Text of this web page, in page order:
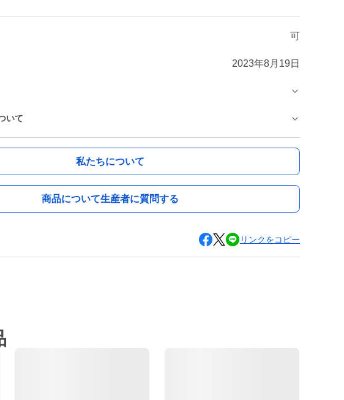
可
2023年8月19日
いて
私たちについて
商品について生産者に質問する
リンクをコピー